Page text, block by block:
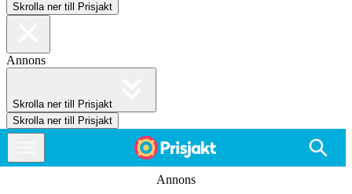
Skrolla ner till Prisjakt
Annons
Skrolla ner till Prisjakt
Skrolla ner till Prisjakt
Annons